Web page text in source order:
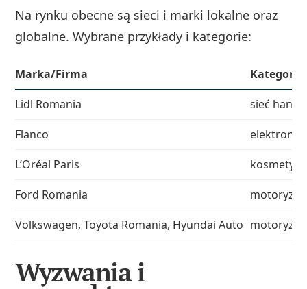
Na rynku obecne są sieci i marki lokalne oraz
globalne. Wybrane przykłady i kategorie:
Marka/Firma
Kategoria
Lidl Romania
sieć
Flanco
L’Oréal Paris
kosmetyki
Ford Romania
Volkswagen, Toyota Romania, Hyundai Auto
Wyzwania i